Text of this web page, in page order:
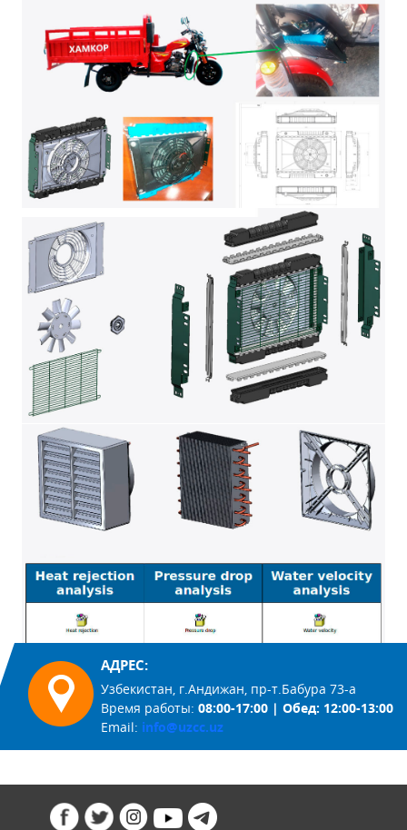
АДРЕС:
Узбекистан, г.Андижан, пр-т.Бабура 73-а
Время работы: 08:00-17:00 | Обед: 12:00-13:00
Email: info@uzcc.uz